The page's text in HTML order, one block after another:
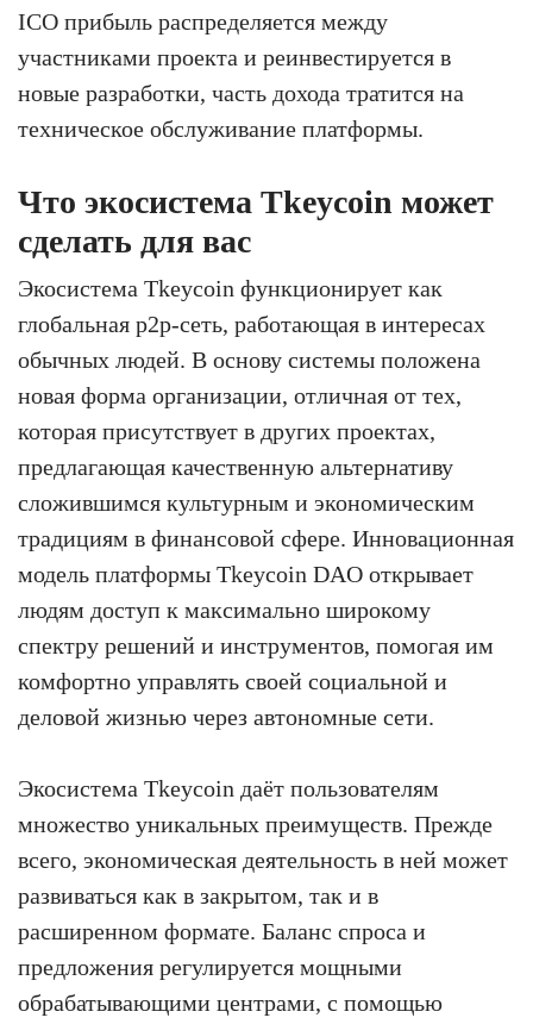
ICO прибыль распределяется между
участниками проекта и реинвестируется в
новые разработки, часть дохода тратится на
техническое обслуживание платформы.
Что экосистема Tkeycoin может
сделать для вас
Экосистема Tkeycoin функционирует как
глобальная p2p-сеть, работающая в интересах
обычных людей. В основу системы положена
новая форма организации, отличная от тех,
которая присутствует в других проектах,
предлагающая качественную альтернативу
сложившимся культурным и экономическим
традициям в финансовой сфере. Инновационная
модель платформы Tkeycoin DAO открывает
людям доступ к максимально широкому
спектру решений и инструментов, помогая им
комфортно управлять своей социальной и
деловой жизнью через автономные сети.
Экосистема Tkeycoin даёт пользователям
множество уникальных преимуществ. Прежде
всего, экономическая деятельность в ней может
развиваться как в закрытом, так и в
расширенном формате. Баланс спроса и
предложения регулируется мощными
обрабатывающими центрами, с помощью